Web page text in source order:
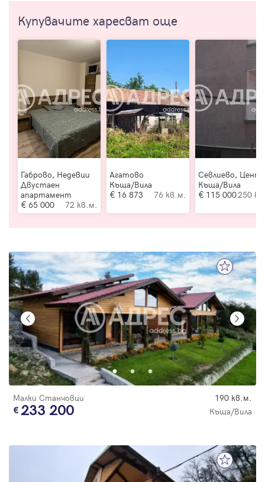
Купувачите харесват още
Габрово, Недевци
Двустаен
апартамент
65 000
72 кв.м.
Агатово
Къща/Вила
16 873
76 кв.м.
Севлиево,
Къща/Вила
115 000250
Малки Станчовци 190 кв.м.
233 200 Къща/Вила